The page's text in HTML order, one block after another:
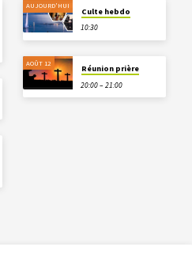
AUJOURD'HUI
Culte hebdo
10:30
AOÛT 12
Réunion prière
20:00 – 21:00